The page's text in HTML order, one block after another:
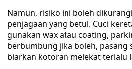
Namun, risiko ini boleh
penjagaan yang betul. Cuci
gunakan wax atau coating,
berbumbung jika boleh, pasang
biarkan kotoran melekat terlalu